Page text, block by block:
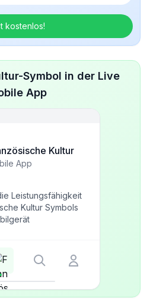
kostenlos!
Symbol in der Live
App
Kultur
App
Leistungsfähigkeit
Kultur Symbols